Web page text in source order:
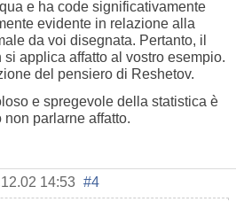
e ha code significativamente
evidente in relazione alla
da voi disegnata. Pertanto, il
applica affatto al vostro esempio.
del pensiero di Reshetov.
e spregevole della statistica è
parlarne affatto.
14:53 #4